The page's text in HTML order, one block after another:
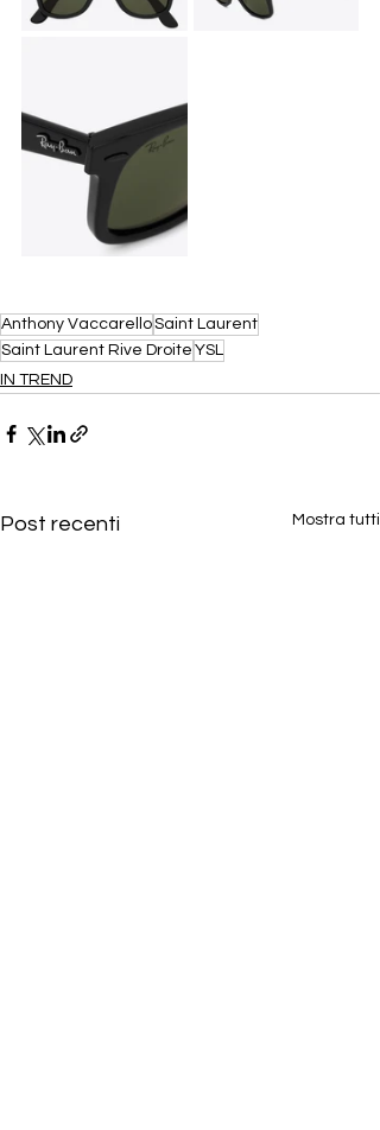
Anthony VaccarelloSaint Laurent
Saint Laurent Rive Droite YSL
IN TREND
Post recenti Mostra tutti